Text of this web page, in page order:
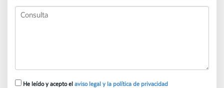
He leído y acepto el aviso legal y la política de privacidad